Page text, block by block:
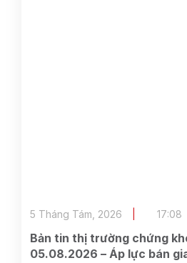
Bản tin thị trường chứng
05.08.2026 – Áp lực bán
5 Tháng Tám, 2026 17:08